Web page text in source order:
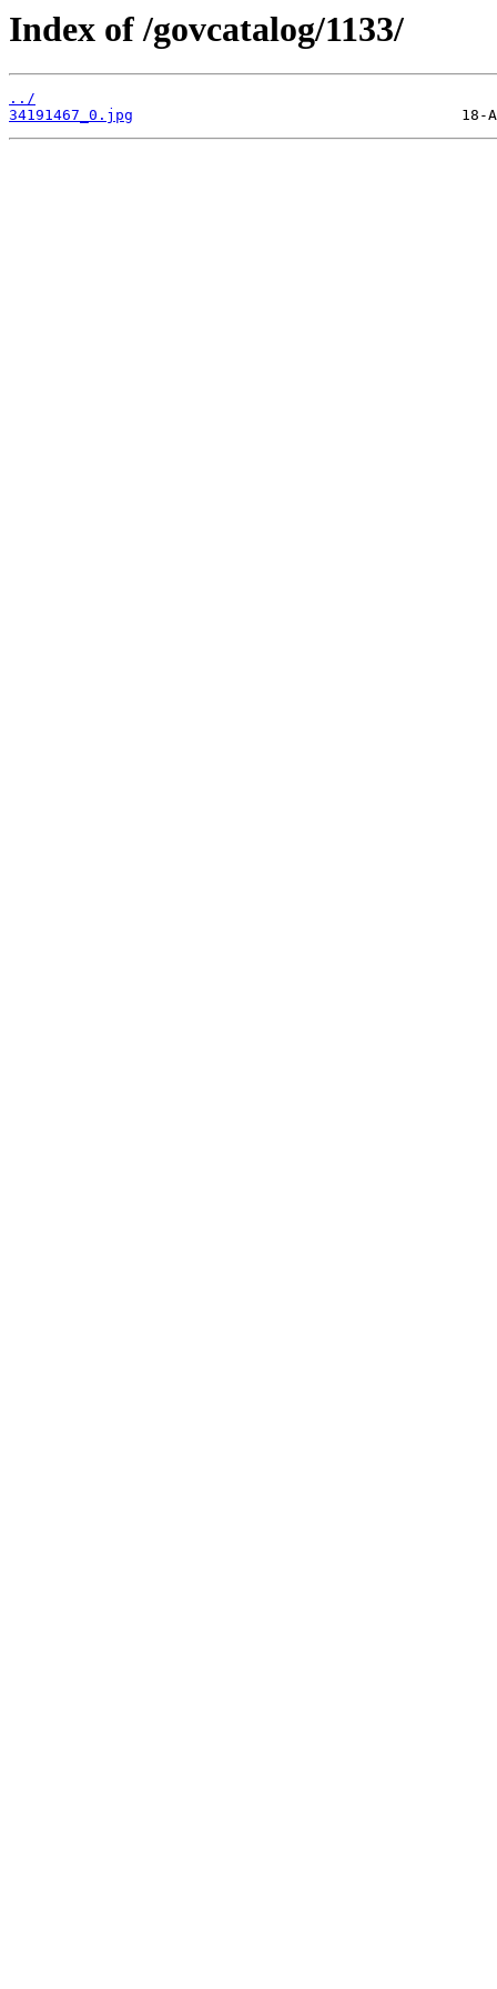
Index of /govcatalog/1133/
../
34191467_0.jpg